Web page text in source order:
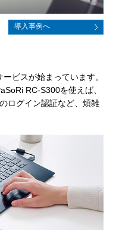
導入事例へ
ビスが始まっています。
RC-S300を使えば、
ログイン認証など、煩雑